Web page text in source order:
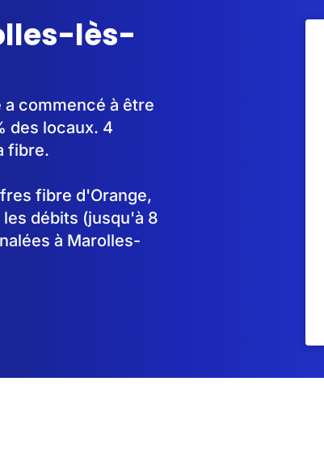
lès-
commencé à être
des locaux. 4
fibre.
fibre d'Orange,
les débits (jusqu'à 8
à Marolles-